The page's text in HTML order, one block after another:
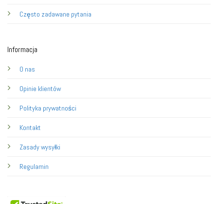
Często zadawane pytania
Informacja
O nas
Opinie klientów
Polityka prywatności
Kontakt
Zasady wysyłki
Regulamin